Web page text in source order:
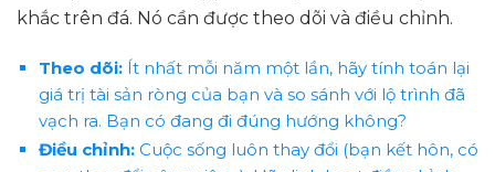
khắc trên đá. Nó cần được theo dõi và điều chỉnh.
Theo dõi:Ít nhất mỗi năm một lần, hãy tính toán lại
giá trị tài sản ròng của bạn và so sánh với lộ trình đã
vạch ra. Bạn có đang đi đúng hướng không?
Điều chỉnh:Cuộc sống luôn thay đổi (bạn kết hôn, có